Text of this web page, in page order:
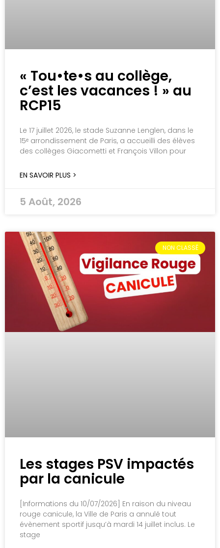
« Tou•te•s au collège,
c’est les vacances ! » au
RCP15
Le 17 juillet 2026, le stade Suzanne Lenglen, dans le
15ᵉ arrondissement de Paris, a accueilli des élèves
des collèges Giacometti et François Villon pour
EN SAVOIR PLUS >
5 Août, 2026
NON CLASSÉ
Les stages PSV impactés
par la canicule
[Informations du 10/07/2026] En raison du niveau
rouge canicule, la Ville de Paris a annulé tout
évènement sportif jusqu’à mardi 14 juillet inclus. Le
stage